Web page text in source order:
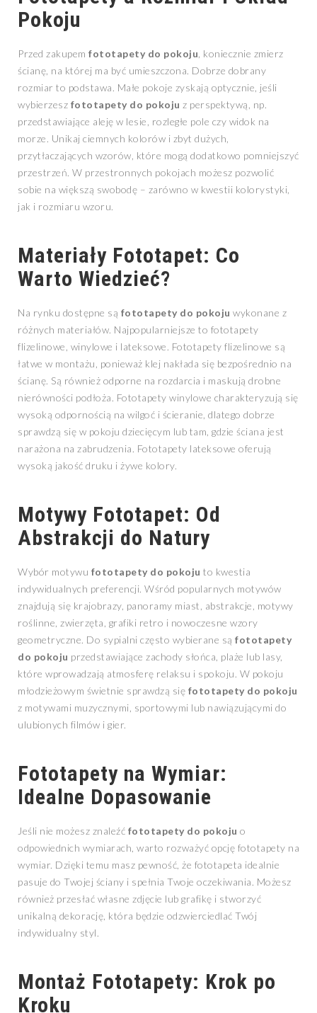
Pokoju
Przed zakupem fototapety do pokoju , koniecznie zmierz
ścianę, na której ma być umieszczona. Dobrze dobrany
rozmiar to podstawa. Małe pokoje zyskają optycznie, jeśli
wybierzesz fototapety do pokoju z perspektywą, np.
przedstawiające aleję w lesie, rozległe pole czy widok na
morze. Unikaj ciemnych kolorów i zbyt dużych,
przytłaczających wzorów, które mogą dodatkowo pomniejszyć
przestrzeń. W przestronnych pokojach możesz pozwolić
sobie na większą swobodę – zarówno w kwestii kolorystyki,
jak i rozmiaru wzoru.
Materiały Fototapet: Co
Warto Wiedzieć?
Na rynku dostępne są fototapety do pokoju wykonane z
różnych materiałów. Najpopularniejsze to fototapety
flizelinowe, winylowe i lateksowe. Fototapety flizelinowe są
łatwe w montażu, ponieważ klej nakłada się bezpośrednio na
ścianę. Są również odporne na rozdarcia i maskują drobne
nierówności podłoża. Fototapety winylowe charakteryzują się
wysoką odpornością na wilgoć i ścieranie, dlatego dobrze
sprawdzą się w pokoju dziecięcym lub tam, gdzie ściana jest
narażona na zabrudzenia. Fototapety lateksowe oferują
wysoką jakość druku i żywe kolory.
Motywy Fototapet: Od
Abstrakcji do Natury
Wybór motywu fototapety do pokoju to kwestia
indywidualnych preferencji. Wśród popularnych motywów
znajdują się krajobrazy, panoramy miast, abstrakcje, motywy
roślinne, zwierzęta, grafiki retro i nowoczesne wzory
geometryczne. Do sypialni często wybierane są fototapety
do pokoju przedstawiające zachody słońca, plaże lub lasy,
które wprowadzają atmosferę relaksu i spokoju. W pokoju
młodzieżowym świetnie sprawdzą się fototapety do pokoju
z motywami muzycznymi, sportowymi lub nawiązującymi do
ulubionych filmów i gier.
Fototapety na Wymiar:
Idealne Dopasowanie
Jeśli nie możesz znaleźć fototapety do pokoju o
odpowiednich wymiarach, warto rozważyć opcję fototapety na
wymiar. Dzięki temu masz pewność, że fototapeta idealnie
pasuje do Twojej ściany i spełnia Twoje oczekiwania. Możesz
również przesłać własne zdjęcie lub grafikę i stworzyć
unikalną dekorację, która będzie odzwierciedlać Twój
indywidualny styl.
Montaż Fototapety: Krok po
Kroku